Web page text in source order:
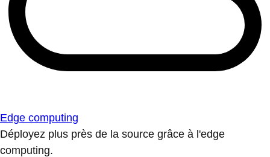
Edge computing
Déployez plus près de la source grâce à l'edge
computing.